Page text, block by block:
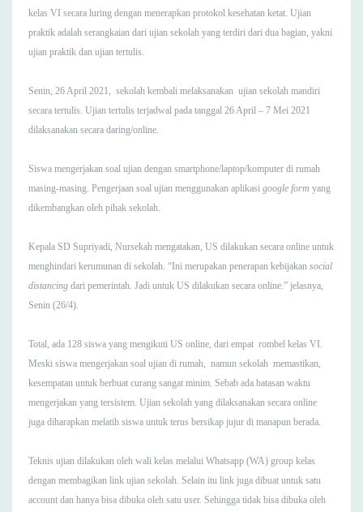
kelas VI secara luring dengan menerapkan protokol kesehatan ketat. Ujian
praktik adalah serangkaian dari ujian sekolah yang terdiri dari dua bagian, yakni
ujian praktik dan ujian tertulis.
Senin, 26 April 2021, sekolah kembali melaksanakan ujian sekolah mandiri
secara tertulis. Ujian tertulis terjadwal pada tanggal 26 April – 7 Mei 2021
dilaksanakan secara daring/online.
Siswa mengerjakan soal ujian dengan smartphone/laptop/komputer di rumah
masing-masing. Pengerjaan soal ujian menggunakan aplikasi google form yang
dikembangkan oleh pihak sekolah.
Kepala SD Supriyadi, Nursekah mengatakan, US dilakukan secara online untuk
menghindari kerumunan di sekolah. “Ini merupakan penerapan kebijakan social
distancing dari pemerintah. Jadi untuk US dilakukan secara online.” jelasnya,
Senin (26/4).
Total, ada 128 siswa yang mengikuti US online, dari empat rombel kelas VI.
Meski siswa mengerjakan soal ujian di rumah, namun sekolah memastikan,
kesempatan untuk berbuat curang sangat minim. Sebab ada batasan waktu
mengerjakan yang tersistem. Ujian sekolah yang dilaksanakan secara online
juga diharapkan melatih siswa untuk terus bersikap jujur di manapun berada.
Teknis ujian dilakukan oleh wali kelas melalui Whatsapp (WA) group kelas
dengan membagikan link ujian sekolah. Selain itu link juga dibuat untuk satu
account dan hanya bisa dibuka oleh satu user. Sehingga tidak bisa dibuka oleh